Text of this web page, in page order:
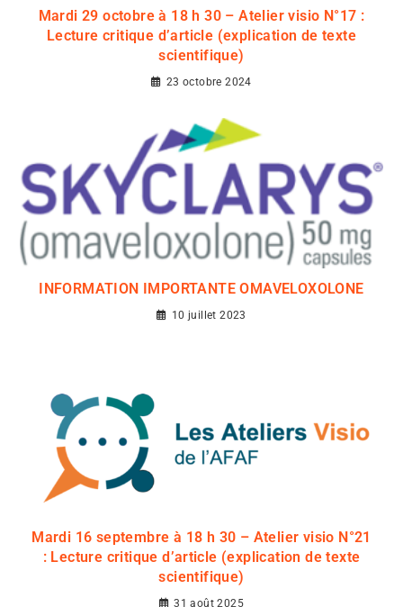
Mardi 29 octobre à 18 h 30 – Atelier visio N°17 :
Lecture critique d’article (explication de texte
scientifique)
23 octobre 2024
INFORMATION IMPORTANTE OMAVELOXOLONE
10 juillet 2023
Mardi 16 septembre à 18 h 30 – Atelier visio N°21
: Lecture critique d’article (explication de texte
scientifique)
31 août 2025